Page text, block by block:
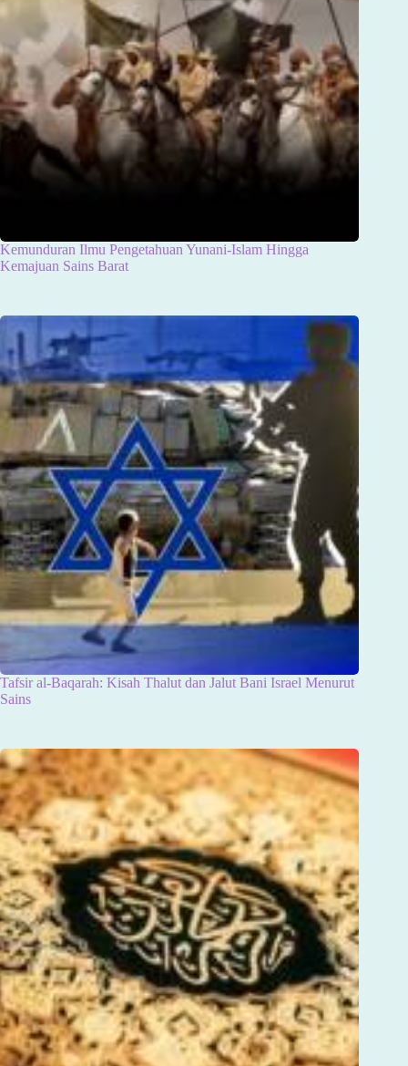
Kemunduran Ilmu Pengetahuan Yunani-Islam Hingga
Kemajuan Sains Barat
Tafsir al-Baqarah: Kisah Thalut dan Jalut Bani Israel Menurut
Sains